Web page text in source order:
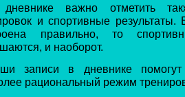
важно отметить
и спортивные результаты.
правильно, то
и наоборот.
записи в дневнике помогут
рациональный режим